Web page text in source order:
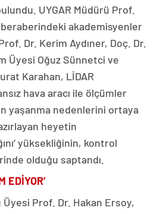
UYGAR Müdürü Prof.
akademisyenler
Dr. Kerim Aydıner, Doç. Dr.
Üyesi Oğuz Sünnetci ve
Karahan, LİDAR
hava aracı ile ölçümler
yaşanma nedenlerini ortaya
heyetin
yüksekliğinin, kontrol
olduğu saptandı.
EDİYOR’
Prof. Dr. Hakan Ersoy,